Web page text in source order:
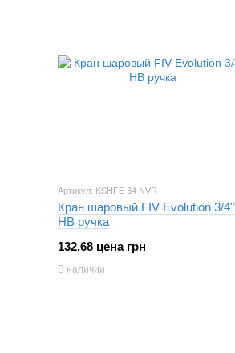
Артикул: KSHFE 34 NVR
Кран шаровый FIV Evolution 3/4"
НВ ручка
132.68 цена грн
В наличии